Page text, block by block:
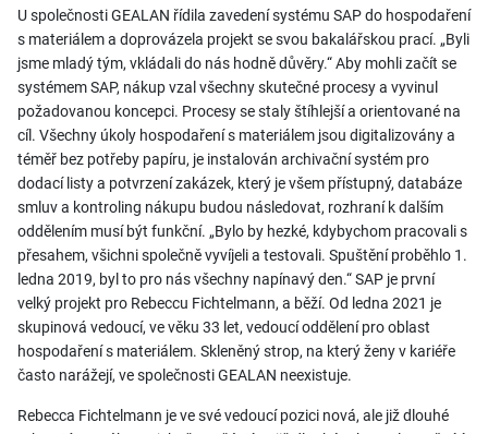
U společnosti GEALAN řídila zavedení systému SAP do hospodaření
s materiálem a doprovázela projekt se svou bakalářskou prací. „Byli
jsme mladý tým, vkládali do nás hodně důvěry.“ Aby mohli začít se
systémem SAP, nákup vzal všechny skutečné procesy a vyvinul
požadovanou koncepci. Procesy se staly štíhlejší a orientované na
cíl. Všechny úkoly hospodaření s materiálem jsou digitalizovány a
téměř bez potřeby papíru, je instalován archivační systém pro
dodací listy a potvrzení zakázek, který je všem přístupný, databáze
smluv a kontroling nákupu budou následovat, rozhraní k dalším
oddělením musí být funkční. „Bylo by hezké, kdybychom pracovali s
přesahem, všichni společně vyvíjeli a testovali. Spuštění proběhlo 1.
ledna 2019, byl to pro nás všechny napínavý den.“ SAP je první
velký projekt pro Rebeccu Fichtelmann, a běží. Od ledna 2021 je
skupinová vedoucí, ve věku 33 let, vedoucí oddělení pro oblast
hospodaření s materiálem. Skleněný strop, na který ženy v kariéře
často narážejí, ve společnosti GEALAN neexistuje.
Rebecca Fichtelmann je ve své vedoucí pozici nová, ale již dlouhé